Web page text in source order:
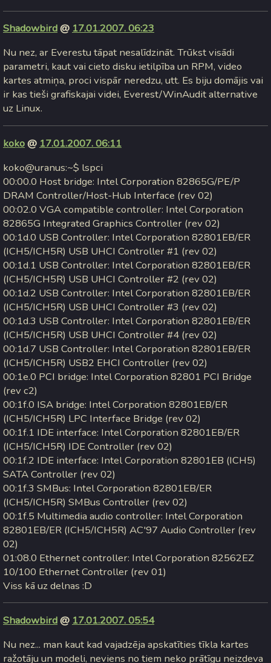
Shadowbird@ 17.01.2007. 06:23
Nu nez, ar Everestu tāpat nesalīdzināt. Trūkst visādi
parametri, kaut vai cieto disku ietilpība un RPM, video
kartes atmiņa, proci vispār neredzu, utt. Es biju domājis vai
ir kas tieši grafiskajai videi, Everest/WinAudit alternative
uz Linux.
koko@ 17.01.2007. 06:11
koko@uranus:~$ lspci
00:00.0 Host bridge: Intel Corporation 82865G/PE/P
DRAM Controller/Host-Hub Interface (rev 02)
00:02.0 VGA compatible controller: Intel Corporation
82865G Integrated Graphics Controller (rev 02)
00:1d.0 USB Controller: Intel Corporation 82801EB/ER
(ICH5/ICH5R) USB UHCI Controller #1 (rev 02)
00:1d.1 USB Controller: Intel Corporation 82801EB/ER
(ICH5/ICH5R) USB UHCI Controller #2 (rev 02)
00:1d.2 USB Controller: Intel Corporation 82801EB/ER
(ICH5/ICH5R) USB UHCI Controller #3 (rev 02)
00:1d.3 USB Controller: Intel Corporation 82801EB/ER
(ICH5/ICH5R) USB UHCI Controller #4 (rev 02)
00:1d.7 USB Controller: Intel Corporation 82801EB/ER
(ICH5/ICH5R) USB2 EHCI Controller (rev 02)
00:1e.0 PCI bridge: Intel Corporation 82801 PCI Bridge
(rev c2)
00:1f.0 ISA bridge: Intel Corporation 82801EB/ER
(ICH5/ICH5R) LPC Interface Bridge (rev 02)
00:1f.1 IDE interface: Intel Corporation 82801EB/ER
(ICH5/ICH5R) IDE Controller (rev 02)
00:1f.2 IDE interface: Intel Corporation 82801EB (ICH5)
SATA Controller (rev 02)
00:1f.3 SMBus: Intel Corporation 82801EB/ER
(ICH5/ICH5R) SMBus Controller (rev 02)
00:1f.5 Multimedia audio controller: Intel Corporation
82801EB/ER (ICH5/ICH5R) AC'97 Audio Controller (rev
02)
01:08.0 Ethernet controller: Intel Corporation 82562EZ
10/100 Ethernet Controller (rev 01)
Viss kā uz delnas :D
Shadowbird@ 17.01.2007. 05:54
Nu nez... man kaut kad vajadzēja apskatīties tīkla kartes
ražotāju un modeli, neviens no tiem neko prātīgu neizdeva